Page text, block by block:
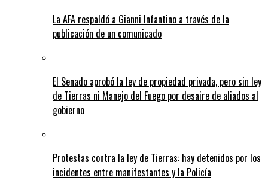
La AFA respaldó a Gianni Infantino a través de la
publicación de un comunicado
El Senado aprobó la ley de propiedad privada, pero sin ley
de Tierras ni Manejo del Fuego por desaire de aliados al
gobierno
Protestas contra la ley de Tierras: hay detenidos por los
incidentes entre manifestantes y la Policía